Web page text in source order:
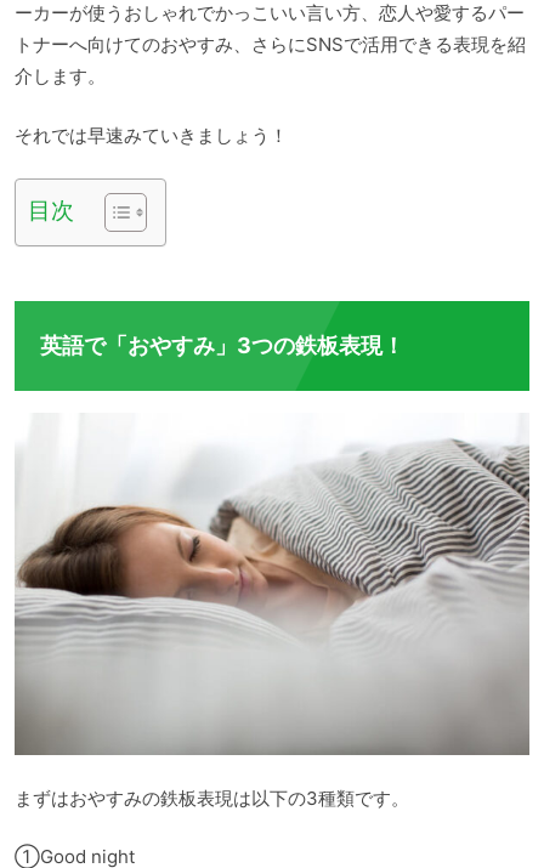
ーカーが使うおしゃれでかっこいい言い方、恋人や愛するパー
トナーへ向けてのおやすみ、さらにSNSで活用できる表現を紹
介します。
それでは早速みていきましょう！
目次
英語で「おやすみ」3つの鉄板表現！
まずはおやすみの鉄板表現は以下の3種類です。
①Good night